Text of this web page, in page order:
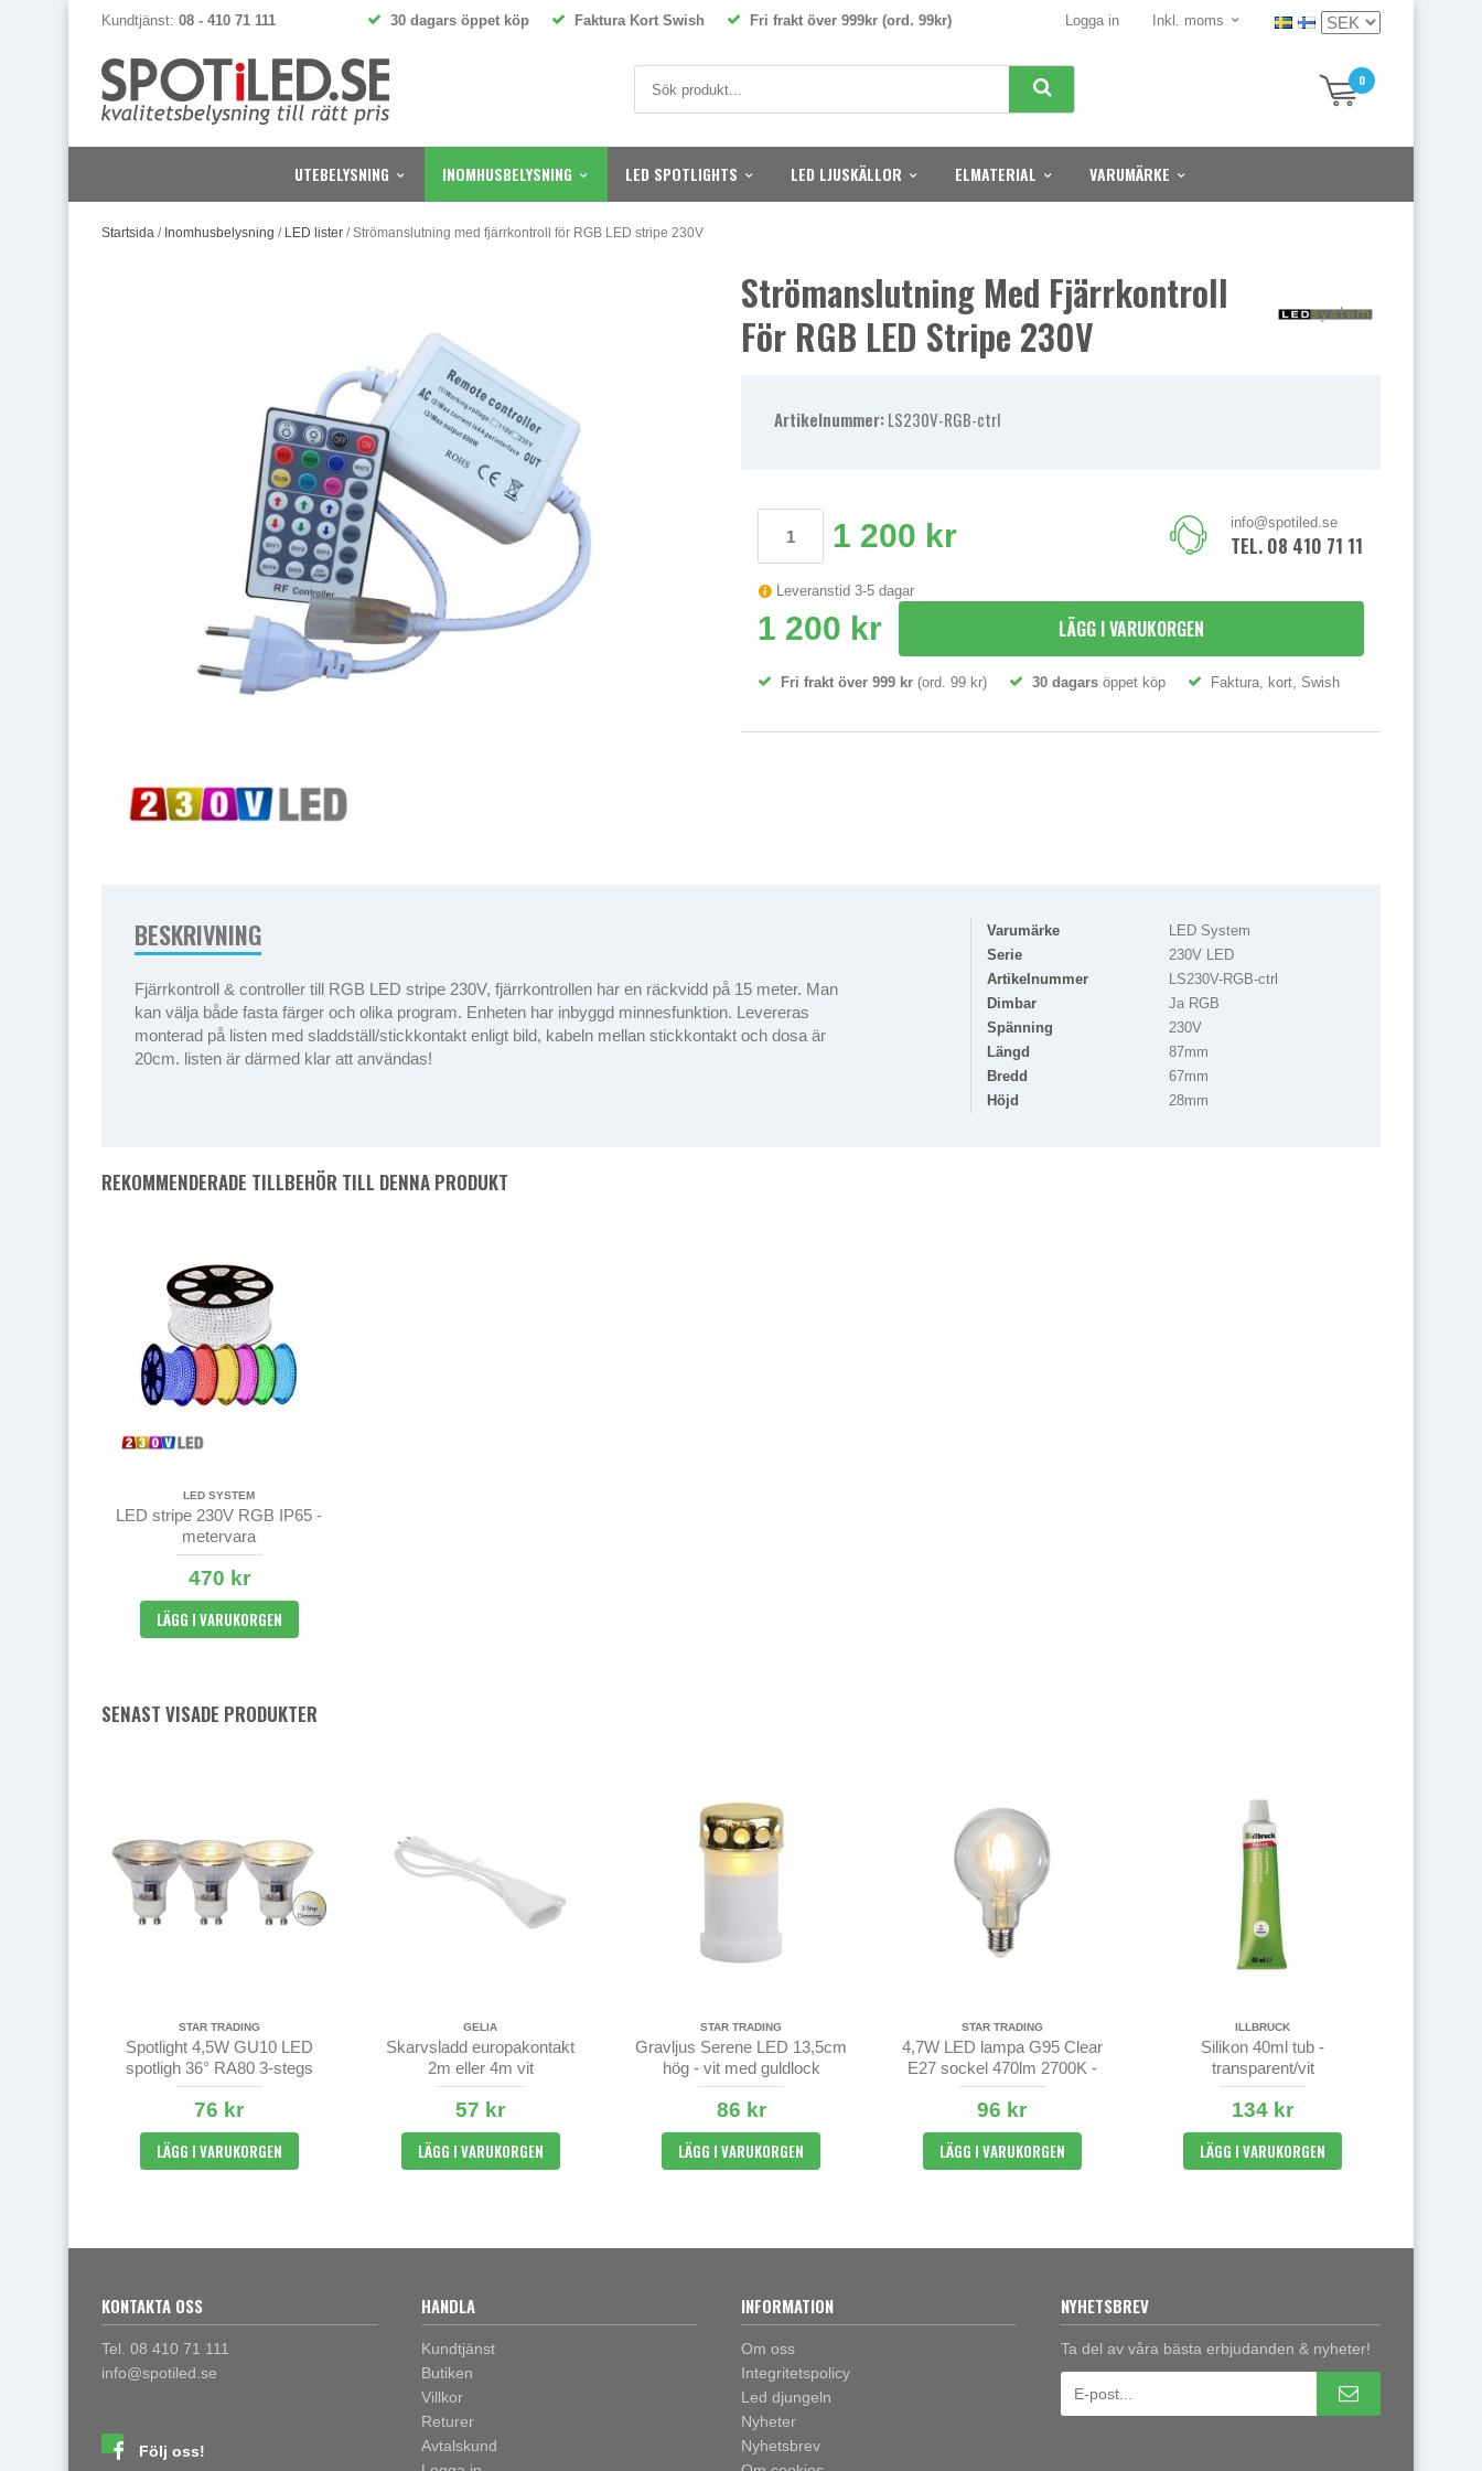
Kundtjänst: 08 - 410 71 111 Logga in Inkl. moms
30 dagars öppet köp Faktura Kort Swish Fri frakt över 999kr (ord. 99kr)
0
UTEBELYSNING INOMHUSBELYSNING LED SPOTLIGHTS LED LJUSKÄLLOR ELMATERIAL VARUMÄRKE
Startsida / Inomhusbelysning / LED lister /Strömanslutning med fjärrkontroll för RGB LED stripe 230V
Strömanslutning Med Fjärrkontroll
För RGB LED Stripe 230V
Artikelnummer:LS230V-RGB-ctrl
1 200 kr info@spotiled.se
TEL. 08 410 71 111
Leveranstid 3-5 dagar
1 200 kr LÄGG I VARUKORGEN
Fri frakt över 999 kr (ord. 99 kr) 30 dagars öppet köp Faktura, kort, Swish
BESKRIVNING
Fjärrkontroll & controller till RGB LED stripe 230V, fjärrkontrollen har en räckvidd på 15 meter. Man
kan välja både fasta färger och olika program. Enheten har inbyggd minnesfunktion. Levereras
monterad på listen med sladdställ/stickkontakt enligt bild, kabeln mellan stickkontakt och dosa är
20cm. listen är därmed klar att användas!
Varumärke
LED System
Serie
230V LED
Artikelnummer
LS230V-RGB-ctrl
Dimbar
Ja RGB
Spänning
230V
Längd
87mm
Bredd
67mm
Höjd
28mm
REKOMMENDERADE TILLBEHÖR TILL DENNA PRODUKT
LED SYSTEM
LED stripe 230V RGB IP65 -
metervara
470 kr
LÄGG I VARUKORGEN
SENAST VISADE PRODUKTER
STAR TRADING
Spotlight 4,5W GU10 LED
spotligh 36° RA80 3-stegs
klickdimring
76 kr
LÄGG I VARUKORGEN
GELIA
Skarvsladd europakontakt
2m eller 4m vit
57 kr
LÄGG I VARUKORGEN
STAR TRADING
Gravljus Serene LED 13,5cm
hög - vit med guldlock
86 kr
LÄGG I VARUKORGEN
STAR TRADING
4,7W LED lampa G95 Clear
E27 sockel 470lm 2700K -
dimbar
96 kr
LÄGG I VARUKORGEN
ILLBRUCK
Silikon 40ml tub -
transparent/vit
134 kr
LÄGG I VARUKORGEN
KONTAKTA OSS
Tel. 08 410 71 111
info@spotiled.se
Följ oss!
HANDLA
Kundtjänst
Butiken
Villkor
Returer
Avtalskund
INFORMATION
Om oss
Integritetspolicy
Led djungeln
Nyheter
Nyhetsbrev
NYHETSBREV
Ta del av våra bästa erbjudanden & nyheter!